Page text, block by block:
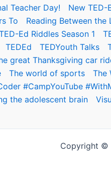
Teacher Day! New TED-
To
Reading Between the
Ed Riddles Season 1
TEDEd TEDYouth Talks
great Thanksgiving car
The world of sports The
#CampYouTube
the adolescent brain
Copyright ©